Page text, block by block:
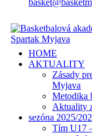
HOME
AKTUALITY
Zásady
Myjava
Metodika
Aktuality
sezóna 2025/
Tím U17